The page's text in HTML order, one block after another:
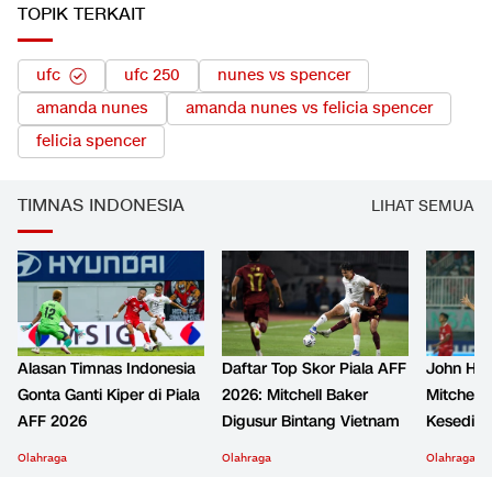
TOPIK TERKAIT
ufc ufc 250
nunes vs spencer
amanda nunes
amanda nunes vs felicia spencer
felicia spencer
TIMNAS INDONESIA LIHAT SEMUA
Alasan Timnas Indonesia
Gonta Ganti Kiper di Piala
AFF 2026
Olahraga
Daftar Top Skor Piala AFF
2026: Mitchell Baker
Digusur Bintang Vietnam
Olahraga
John
Mitchell
Olahraga